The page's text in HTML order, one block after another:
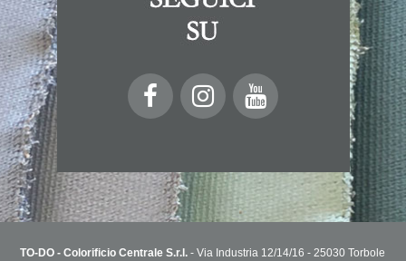
TO-DO - Colorificio Centrale S.r.l. - Via Industria 12/14/16 - 25030 Torbole